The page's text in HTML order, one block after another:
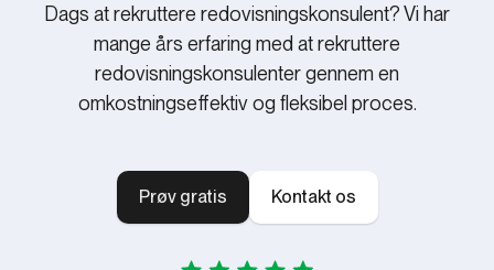
Dags at rekruttere redovisningskonsulent? Vi har
mange års erfaring med at rekruttere
redovisningskonsulenter gennem en
omkostningseffektiv og fleksibel proces.
Prøv gratis Kontakt os